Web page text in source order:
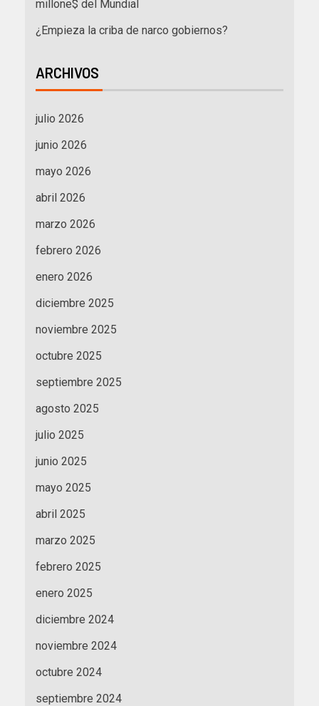
millone$ del Mundial
¿Empieza la criba de narco gobiernos?
ARCHIVOS
julio 2026
junio 2026
mayo 2026
abril 2026
marzo 2026
febrero 2026
enero 2026
diciembre 2025
noviembre 2025
octubre 2025
septiembre 2025
agosto 2025
julio 2025
junio 2025
mayo 2025
abril 2025
marzo 2025
febrero 2025
enero 2025
diciembre 2024
noviembre 2024
octubre 2024
septiembre 2024